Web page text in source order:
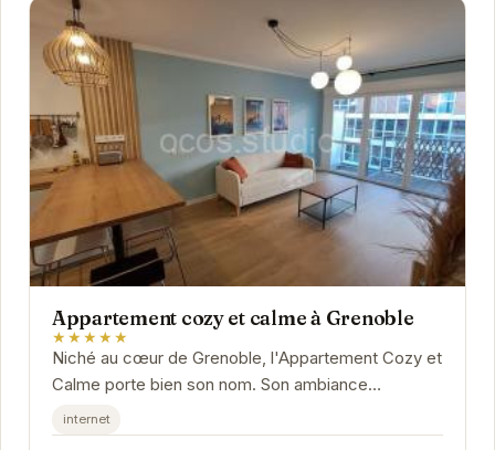
Appartement cozy et calme à Grenoble
★★★★★
Niché au cœur de Grenoble, l'Appartement Cozy et
Calme porte bien son nom. Son ambiance
chaleureuse et son décor soigné vous invitent à
la...
internet